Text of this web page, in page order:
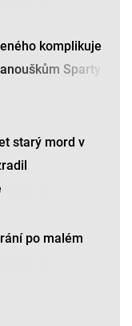
komplikuje
Sparty
starý mord v
po malém